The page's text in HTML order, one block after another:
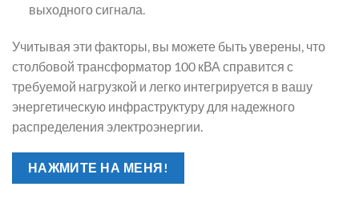
выходного сигнала.
Учитывая эти факторы, вы можете быть уверены, что
столбовой трансформатор 100 кВА справится с
требуемой нагрузкой и легко интегрируется в вашу
энергетическую инфраструктуру для надежного
распределения электроэнергии.
НАЖМИТЕ НА МЕНЯ!